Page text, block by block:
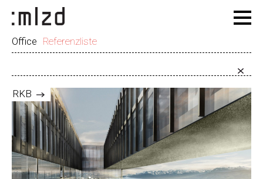
Office Referenzliste
RKB